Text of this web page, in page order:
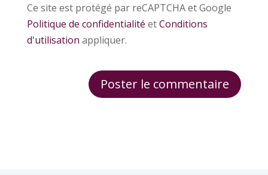
Ce site est protégé par reCAPTCHA et Google
Politique de confidentialité etConditions
d'utilisation appliquer.